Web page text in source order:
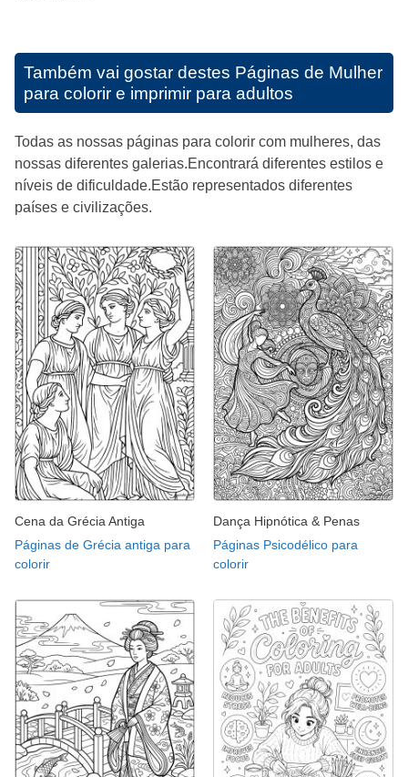
Também vai gostar destes Páginas de Mulher
para colorir e imprimir para adultos
Todas as nossas páginas para colorir com mulheres, das
nossas diferentes galerias.Encontrará diferentes estilos e
níveis de dificuldade.Estão representados diferentes
países e civilizações.
Cena da Grécia Antiga
Páginas de Grécia antiga para
colorir
Dança Hipnótica & Penas
Páginas Psicodélico para
colorir